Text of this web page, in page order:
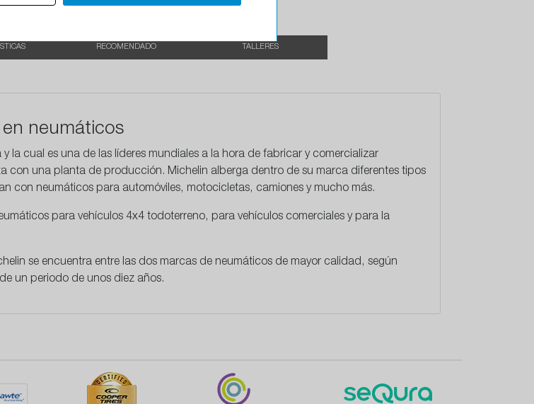
RECOMENDADO TALLERES
neumáticos
la cual es una de las líderes mundiales a la hora de fabricar y comercializar
con una planta de producción. Michelin alberga dentro de su marca diferentes tipos
con neumáticos para automóviles, motocicletas, camiones y mucho más.
para vehículos 4x4 todoterreno, para vehículos comerciales y para la
se encuentra entre las dos marcas de neumáticos de mayor calidad, según
un periodo de unos diez años.